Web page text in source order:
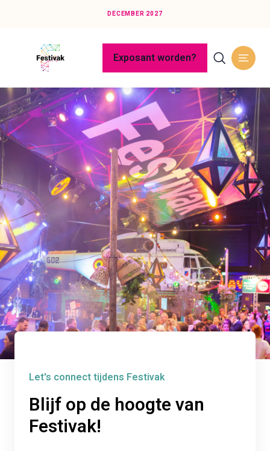
DECEMBER 2027
Exposant worden?
Blijf op de hoogte van
Festivak!